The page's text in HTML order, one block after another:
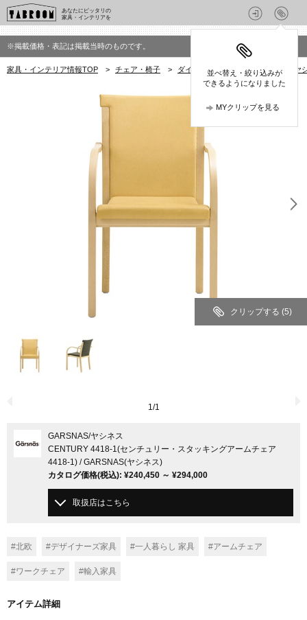
あなたにピッタリの
家具・インテリアを
並べ替え・絞り込みが
できるようになりました
MYクリップを見る
※掲載価格・表記は掲載当時のものです。
家具・インテリア情報TOP > チェア・椅子 > ダイニングチェア > GARSNAS(ヤ
クリップする (5)
1/1
GARSNAS/ヤシネス
CENTURY 4418-1(センチュリー・スタッキングアームチェア
4418-1) / GARSNAS(ヤシネス)
カタログ価格(税込): ¥240,450 ～ ¥294,000
取扱店はこちら
#北欧 #デザイナーズ家具 #一人暮らし 家具 #アームチェア
#ワークチェア #輸入家具
アイテム詳細